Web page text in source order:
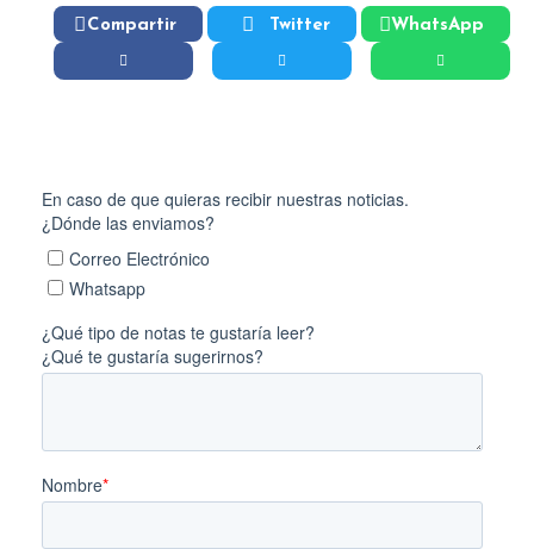
Compartir Twitter WhatsApp